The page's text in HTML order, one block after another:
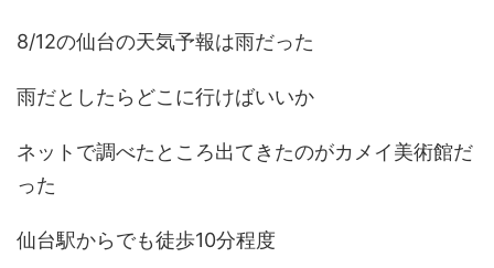
8/12の仙台の天気予報は雨だった
雨だとしたらどこに行けばいいか
ネットで調べたところ出てきたのがカメイ美術館だ
った
仙台駅からでも徒歩10分程度